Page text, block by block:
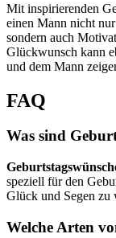
Mit inspirierenden
einen Mann nicht
sondern auch
Glückwunsch kann
und dem Mann
FAQ
Was sind
speziell für den
Glück und Segen zu
Welche Arten